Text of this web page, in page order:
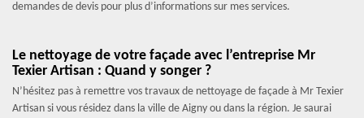
demandes de devis pour plus d’informations sur mes services.
Le nettoyage de votre façade avec l’entreprise Mr
Texier Artisan : Quand y songer ?
N’hésitez pas à remettre vos travaux de nettoyage de façade à Mr Texier
Artisan si vous résidez dans la ville de Aigny ou dans la région. Je saurai